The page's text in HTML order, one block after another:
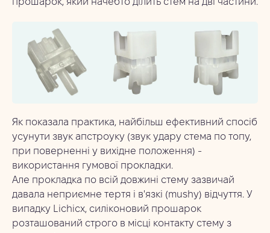
прошарок, який начебто ділить стем на дві частини.
Як показала практика, найбільш ефективний спосіб
усунути звук апстроуку (звук удару стема по топу,
при поверненні у вихідне положення) -
використання гумової прокладки.
Але прокладка по всій довжині стему зазвичай
давала неприємне тертя і в'язкі (mushy) відчуття. У
випадку Lichicx, силіконовий прошарок
розташований строго в місці контакту стему з